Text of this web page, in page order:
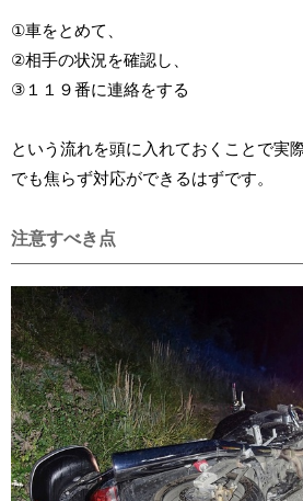
①車をとめて、
②相手の状況を確認し、
③１１９番に連絡をする
という流れを頭に入れておくことで実
でも焦らず対応ができるはずです。
注意すべき点